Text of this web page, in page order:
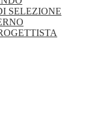
SELEZIONE